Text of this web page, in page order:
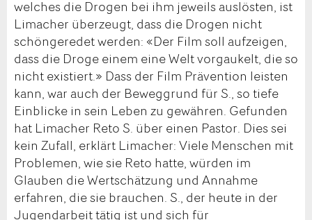
welches die Drogen bei ihm jeweils auslösten, ist
Limacher überzeugt, dass die Drogen nicht
schöngeredet werden: «Der Film soll aufzeigen,
dass die Droge einem eine Welt vorgaukelt, die so
nicht existiert.» Dass der Film Prävention leisten
kann, war auch der Beweggrund für S., so tiefe
Einblicke in sein Leben zu gewähren. Gefunden
hat Limacher Reto S. über einen Pastor. Dies sei
kein Zufall, erklärt Limacher: Viele Menschen mit
Problemen, wie sie Reto hatte, würden im
Glauben die Wertschätzung und Annahme
erfahren, die sie brauchen. S., der heute in der
Jugendarbeit tätig ist und sich für